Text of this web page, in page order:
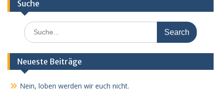
Suche
Search
for:
Neueste Beiträge
Nein, loben werden wir euch nicht.